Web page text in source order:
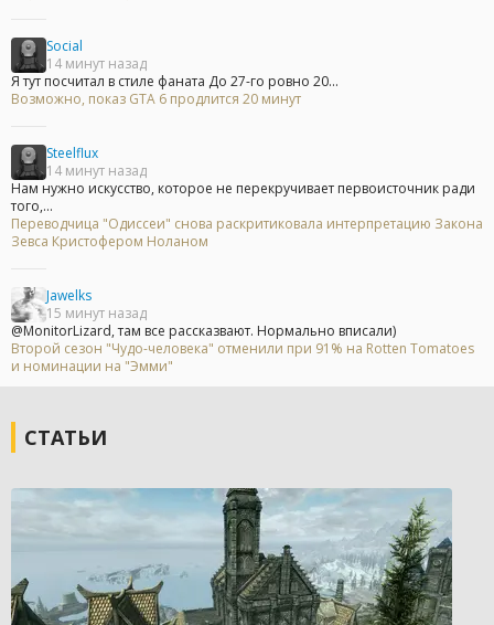
Social
14 минут назад
Я тут посчитал в стиле фаната До 27-го ровно 20...
Возможно, показ GTA 6 продлится 20 минут
Steelflux
14 минут назад
Нам нужно искусство, которое не перекручивает первоисточник ради
того,...
Переводчица "Одиссеи" снова раскритиковала интерпретацию Закона
Зевса Кристофером Ноланом
Jawelks
15 минут назад
@MonitorLizard, там все рассказвают. Нормально вписали)
Второй сезон "Чудо-человека" отменили при 91% на Rotten Tomatoes
и номинации на "Эмми"
СТАТЬИ